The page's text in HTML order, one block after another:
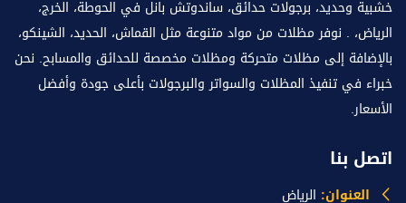
خشبية وحديد، برجولات حدائق، ساندوتش بانل في الحوطة، الخرج،
الرياض، . نوفر مظلات من مواد متنوعة مثل القماش، الحديد، الشينكو،
بالإضافة إلى مظلات متحركة ومظلات مخصصة للحدائق والمسابح. نحن
خبراء في تنفيذ المظلات والسواتر والبرجولات بأعلى جودة وأفضل
الأسعار.
اتصل بنا
العنوان: الرياض